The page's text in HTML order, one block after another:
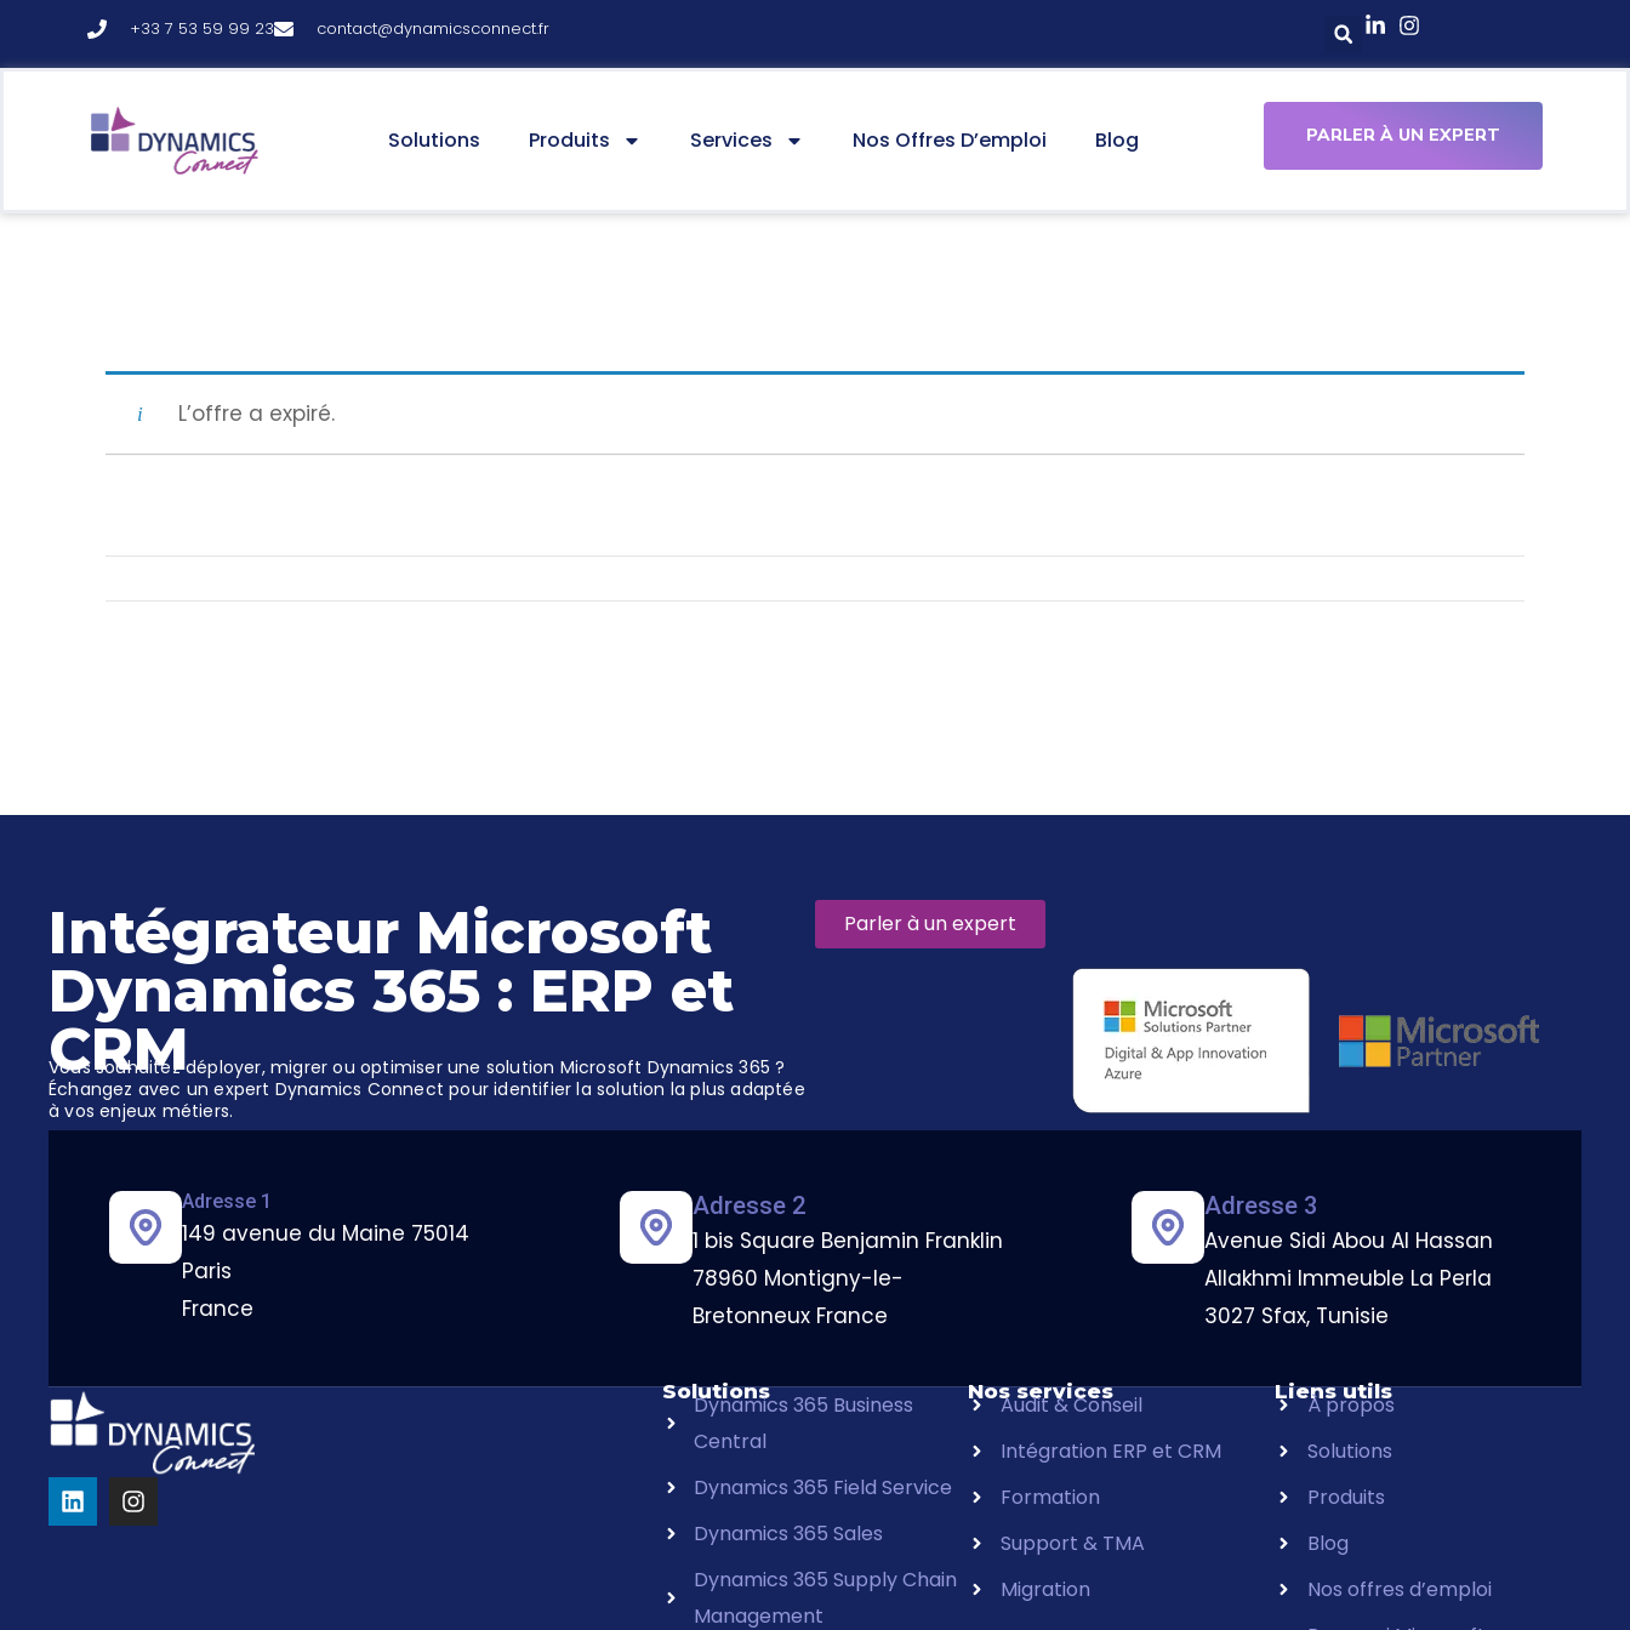
principal
+33 7 53 59 99 23 contact@dynamicsconnect.fr
Solutions Produits Services Nos Offres D’emploi Blog PARLER À UN EXPERT
L’offre a expiré.
Intégrateur Microsoft
Dynamics 365 : ERP et
CRM
Vous souhaitez déployer, migrer ou optimiser une solution Microsoft Dynamics 365 ?
Échangez avec un expert Dynamics Connect pour identifier la solution la plus adaptée
à vos enjeux métiers.
Parler à un expert
Adresse 1
149 avenue du Maine 75014
Paris
France
Adresse 2
1 bis Square Benjamin Franklin
78960 Montigny-le-
Bretonneux France
Adresse 3
Avenue Sidi Abou Al Hassan
Allakhmi Immeuble La Perla
3027 Sfax, Tunisie
Solutions
Dynamics 365 Business
Central
Dynamics 365 Field Service
Dynamics 365 Sales
Dynamics 365 Supply Chain
Management
Nos services
Audit & Conseil
Intégration ERP et CRM
Formation
Support & TMA
Migration
Liens utils
À propos
Solutions
Produits
Blog
Nos offres d’emploi